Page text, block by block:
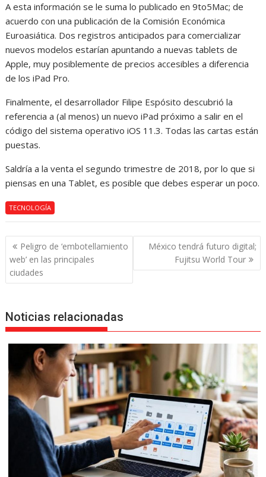
A esta información se le suma lo publicado en 9to5Mac; de
acuerdo con una publicación de la Comisión Económica
Euroasiática. Dos registros anticipados para comercializar
nuevos modelos estarían apuntando a nuevas tablets de
Apple, muy posiblemente de precios accesibles a diferencia
de los iPad Pro.
Finalmente, el desarrollador Filipe Espósito descubrió la
referencia a (al menos) un nuevo iPad próximo a salir en el
código del sistema operativo iOS 11.3. Todas las cartas están
puestas.
Saldría a la venta el segundo trimestre de 2018, por lo que si
piensas en una Tablet, es posible que debes esperar un poco.
TECNOLOGÍA
Navegación
de
entradas
Peligro de ‘embotellamiento
web’ en las principales
ciudades
México tendrá futuro digital;
Fujitsu World Tour
Noticias relacionadas